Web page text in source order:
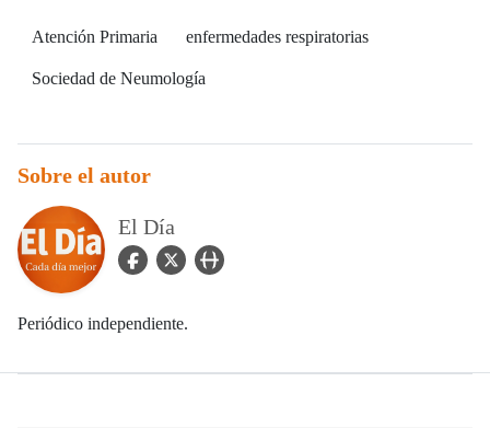
Atención Primaria enfermedades respiratorias
Sociedad de Neumología
Sobre el autor
El Día
facebook Icon
twitter Iconuser_url Icon
Periódico independiente.